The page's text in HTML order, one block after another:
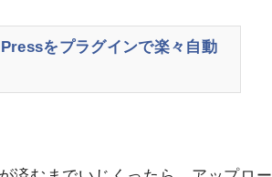
をプラグインで楽々自動